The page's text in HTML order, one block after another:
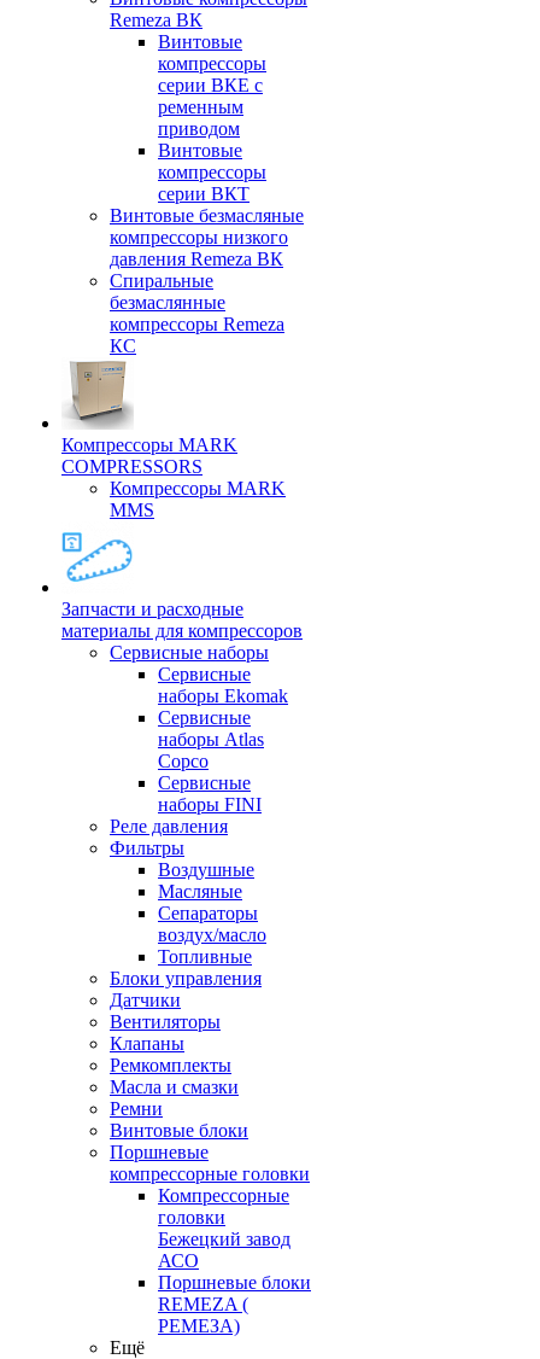
Remeza ВК
Винтовые
компрессоры
серии ВКЕ с
ременным
приводом
Винтовые
компрессоры
серии ВКТ
Винтовые безмасляные
компрессоры низкого
давления Remeza ВК
Спиральные
безмаслянные
компрессоры Remeza
КС
Компрессоры MARK
COMPRESSORS
Компрессоры MARK
MMS
Запчасти и расходные
материалы для компрессоров
Cервисные наборы
Сервисные
наборы Ekomak
Cервисные
наборы Atlas
Copco
Сервисные
наборы FINI
Реле давления
Фильтры
Воздушные
Масляные
Сепараторы
воздух/масло
Топливные
Блоки управления
Датчики
Вентиляторы
Клапаны
Ремкомплекты
Масла и смазки
Ремни
Винтовые блоки
Поршневые
компрессорные головки
Компрессорные
головки
Бежецкий завод
АСО
Поршневые блоки
REMEZA (
РЕМЕЗА)
Ещё